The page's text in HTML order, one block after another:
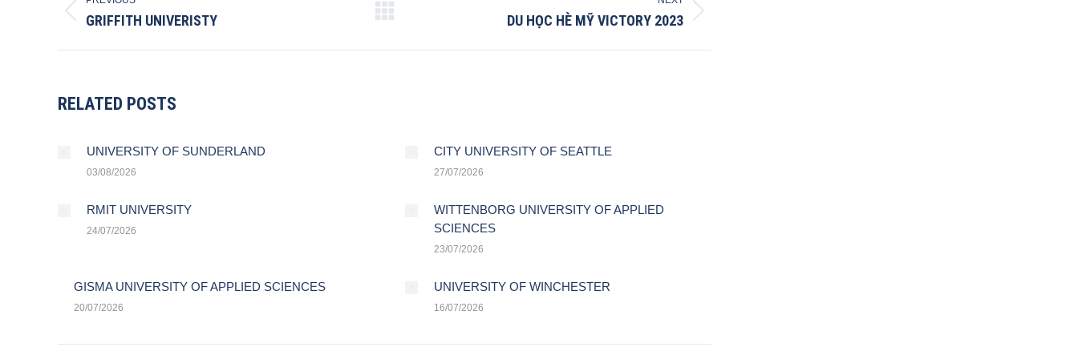
NAVIGATION
Previous
GRIFFITH UNIVERISTY DU HỌC HÈ MỸ VICTORY 2023
RELATED POSTS
UNIVERSITY OF SUNDERLAND
03/08/2026
CITY UNIVERSITY OF SEATTLE
27/07/2026
RMIT UNIVERSITY
24/07/2026
WITTENBORG UNIVERSITY OF APPLIED
SCIENCES
23/07/2026
GISMA UNIVERSITY OF APPLIED SCIENCES
20/07/2026
UNIVERSITY OF WINCHESTER
16/07/2026